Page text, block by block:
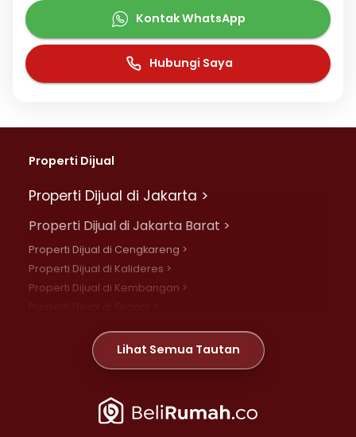
Kontak WhatsApp
Hubungi Saya
Properti Dijual
Properti Dijual di Jakarta >
Properti Dijual di Jakarta Barat >
Properti Dijual di Cengkareng >
Properti Dijual di Kalideres >
Properti Dijual di Kembangan >
Properti Dijual di Meruya >
Properti Dijual di Jelambar >
Properti Dijual di Jakarta Pusat >
Lihat Semua Tautan